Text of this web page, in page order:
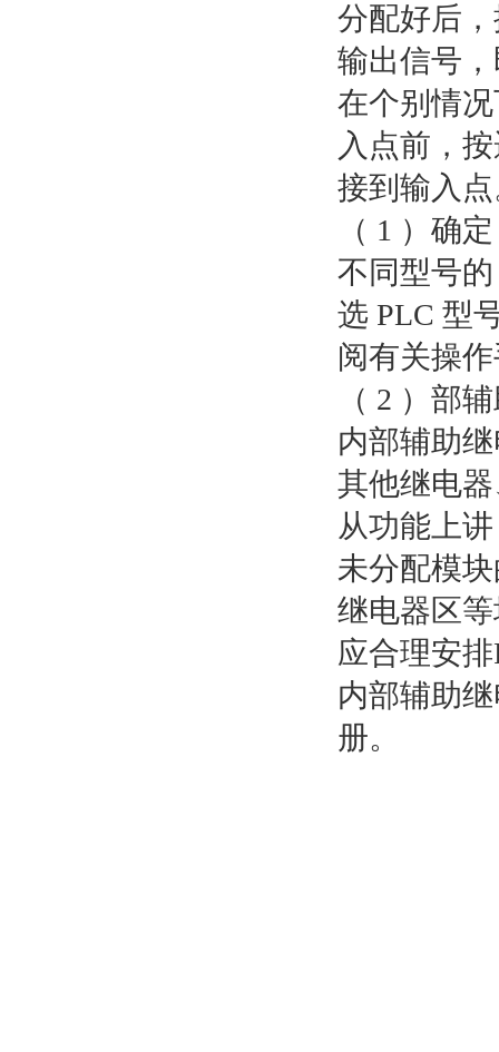
分配好后
输出信号
在个别情
入点前，
接到输入
（ 1 ）确
不同型号
选 PLC 型
阅有关操
（ 2 ）部
内部辅助
其他继电
从功能上
未分配模
继电器区
应合理安
内部辅助
册。